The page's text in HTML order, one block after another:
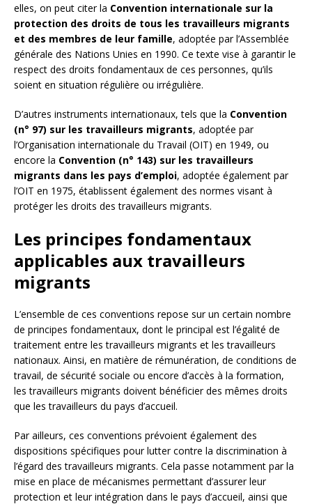
elles, on peut citer la Convention internationale sur la
protection des droits de tous les travailleurs migrants
et des membres de leur famille, adoptée par l’Assemblée
générale des Nations Unies en 1990. Ce texte vise à garantir le
respect des droits fondamentaux de ces personnes, qu’ils
soient en situation régulière ou irrégulière.
D’autres instruments internationaux, tels que la Convention
(n° 97) sur les travailleurs migrants, adoptée par
l’Organisation internationale du Travail (OIT) en 1949, ou
encore la Convention (n° 143) sur les travailleurs
migrants dans les pays d’emploi, adoptée également par
l’OIT en 1975, établissent également des normes visant à
protéger les droits des travailleurs migrants.
Les principes fondamentaux
applicables aux travailleurs
migrants
L’ensemble de ces conventions repose sur un certain nombre
de principes fondamentaux, dont le principal est l’égalité de
traitement entre les travailleurs migrants et les travailleurs
nationaux. Ainsi, en matière de rémunération, de conditions de
travail, de sécurité sociale ou encore d’accès à la formation,
les travailleurs migrants doivent bénéficier des mêmes droits
que les travailleurs du pays d’accueil.
Par ailleurs, ces conventions prévoient également des
dispositions spécifiques pour lutter contre la discrimination à
l’égard des travailleurs migrants. Cela passe notamment par la
mise en place de mécanismes permettant d’assurer leur
protection et leur intégration dans le pays d’accueil, ainsi que